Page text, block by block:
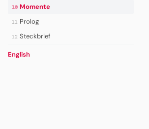
10 Momente
11 Prolog
12 Steckbrief
English